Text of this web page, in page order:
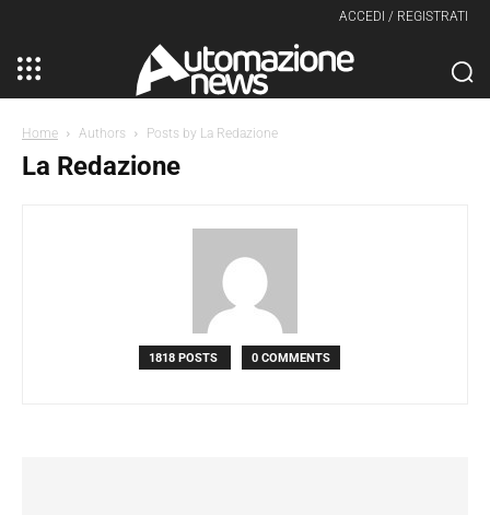
ACCEDI / REGISTRATI
Home Authors Posts by La Redazione
La Redazione
1818 POSTS 0 COMMENTS